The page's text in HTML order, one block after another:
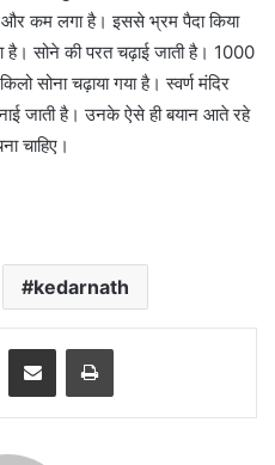
और कम लगा है। इससे भ्रम पैदा किया
है। सोने की परत चढ़ाई जाती है। 1000
सोना चढ़ाया गया है। स्वर्ण मंदिर
जाती है। उनके ऐसे ही बयान आते रहे
चाहिए।
kedarnath
Share via Email Print